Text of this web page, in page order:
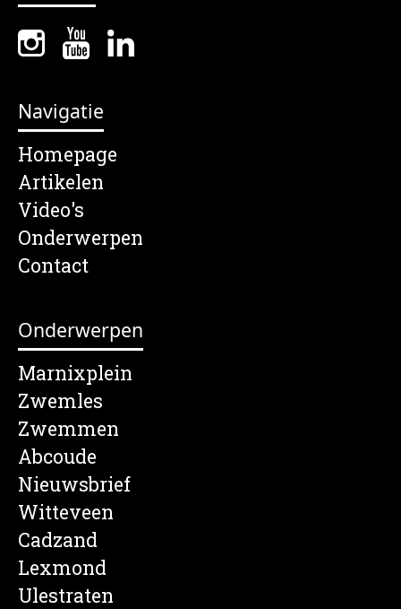
Navigatie
Homepage
Artikelen
Video's
Onderwerpen
Contact
Onderwerpen
Marnixplein
Zwemles
Zwemmen
Abcoude
Nieuwsbrief
Witteveen
Cadzand
Lexmond
Ulestraten